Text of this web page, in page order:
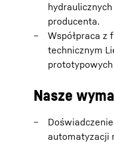
producenta.
Współpraca z
technicznym
Nasze
automatyzacji